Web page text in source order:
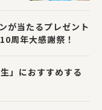
が当たるプレゼント
周年大感謝祭！
」におすすめする